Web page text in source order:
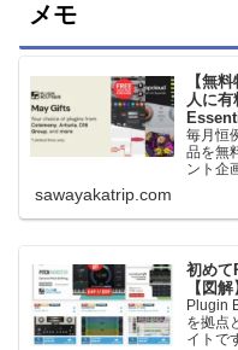
メモ
【無
人に
毎月恒
品を無
ント企
ます。
sawayakatrip.com
初め
【図解
Plugin
を拠点
イトで